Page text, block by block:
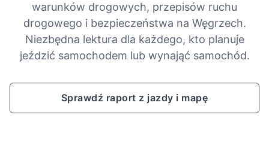
warunków drogowych, przepisów ruchu
drogowego i bezpieczeństwa na Węgrzech.
Niezbędna lektura dla każdego, kto planuje
jeździć samochodem lub wynająć samochód.
Sprawdź raport z jazdy i mapę